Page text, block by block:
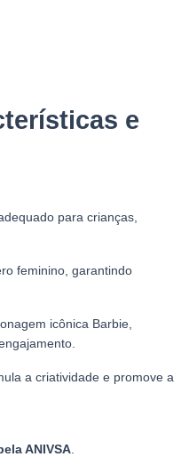
e
para crianças,
feminino, garantindo
icônica Barbie,
a criatividade e promove a
ANIVSA